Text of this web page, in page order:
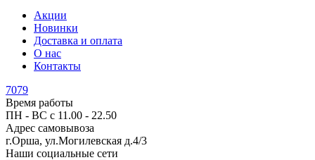
Акции
Новинки
Доставка и оплата
О нас
Контакты
7079
Время работы
ПН - ВС с 11.00 - 22.50
Адрес самовывоза
г.Орша, ул.Могилевская д.4/3
Наши социальные сети